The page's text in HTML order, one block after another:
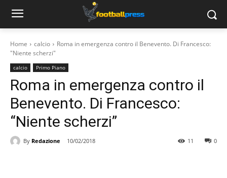
Home calcio
Roma in emergenza contro il Benevento. Di Francesco:
"Niente scherzi"
calcio Primo Piano
Roma in emergenza contro il
Benevento. Di Francesco:
“Niente scherzi”
By Redazione 10/02/2018 0
11